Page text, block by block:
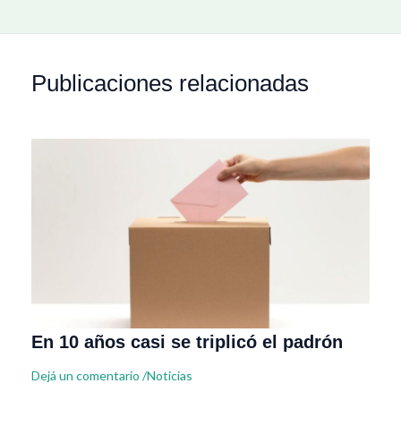
Publicaciones relacionadas
En 10 años casi se triplicó el padrón
Dejá un comentario /Noticias